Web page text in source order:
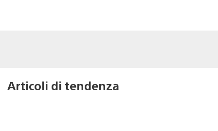
Articoli di tendenza